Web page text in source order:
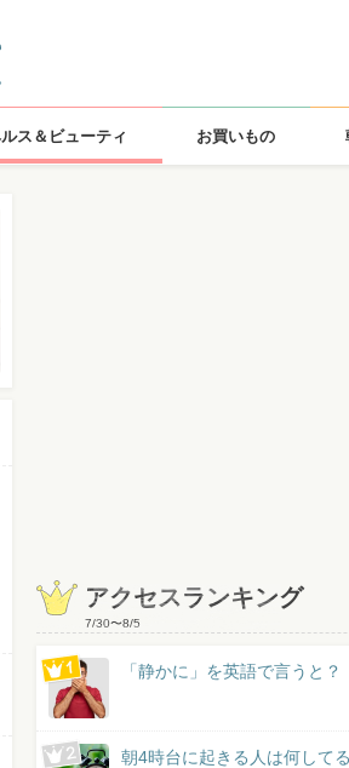
ス＆ビューティ お買いもの
アクセスランキング
7/30〜8/5
「静かに」を英語で言うと？
朝4時台に起きる人は何して